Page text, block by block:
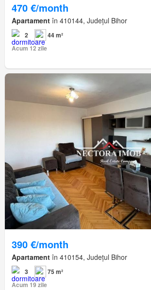
470 €/month
Apartament în 410144, Județul Bihor
2
44 m²
Acum 12 zile
390 €/month
Apartament în 410154, Județul Bihor
3
75 m²
Acum 19 zile